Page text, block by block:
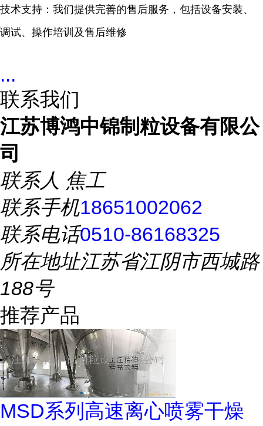
技术支持：我们提供完善的售后服务，包括设备安装、
调试、操作培训及售后维修
...
联系我们
江苏博鸿中锦制粒设备有限公
司
联系人 焦工
联系手机18651002062
联系电话0510-86168325
所在地址江苏省江阴市西城路
188号
推荐产品
MSD系列高速离心喷雾干燥